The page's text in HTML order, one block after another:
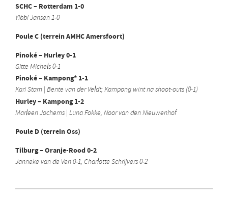
SCHC – Rotterdam 1-0
Yibbi Jansen 1-0
Poule C (terrein AMHC Amersfoort)
Pinoké – Hurley 0-1
Gitte Michels 0-1
Pinoké – Kampong* 1-1
Kari Stam | Bente van der Veldt; Kampong wint na shoot-outs (0-1)
Hurley – Kampong 1-2
Marleen Jochems | Luna Fokke, Noor van den Nieuwenhof
Poule D (terrein Oss)
Tilburg – Oranje-Rood 0-2
Janneke van de Ven 0-1, Charlotte Schrijvers 0-2